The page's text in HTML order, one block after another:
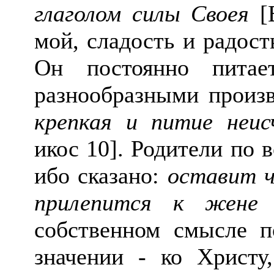
глаголом силы Своея
мой, сладость и
Он постоянно
разнообразными
крепкая и питие
икос 10]. Родители по
ибо сказано: оставит
прилепится к жене
собственном смысле
значении - ко